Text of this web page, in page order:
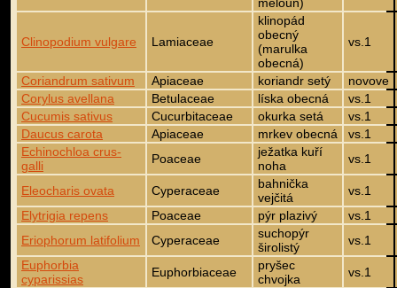
Clinopodium vulgare Lamiaceae
klinopád
obecný
(marulka
obecná)
vs.1
Coriandrum sativum Apiaceae koriandr setý
novove
Corylus avellana
Betulaceae líska obecná
vs.1
Cucumis sativus
Cucurbitaceae okurka setá
vs.1
Daucus carota
Apiaceae mrkev obecná
vs.1
Echinochloa crus-
galli
Poaceae
ježatka kuří
noha
vs.1
Eleocharis ovata Cyperaceae
bahnička
vejčitá
vs.1
Elytrigia repens
Poaceae pýr plazivý
vs.1
Eriophorum latifolium
Cyperaceae
suchopýr
širolistý
vs.1
Euphorbia
cyparissias
Euphorbiaceae
pryšec
chvojka
vs.1